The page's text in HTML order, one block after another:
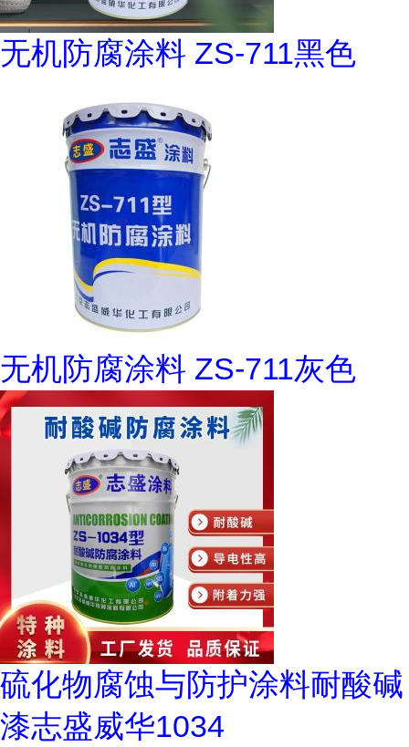
无机防腐涂料 ZS-711黑色
无机防腐涂料 ZS-711灰色
硫化物腐蚀与防护涂料耐酸碱
漆志盛威华1034